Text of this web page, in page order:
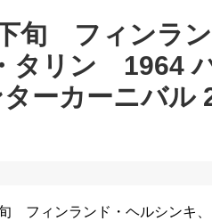
旬 フィンラン
タリン 1964
ーカーニバル
フィンランド・ヘルシンキ